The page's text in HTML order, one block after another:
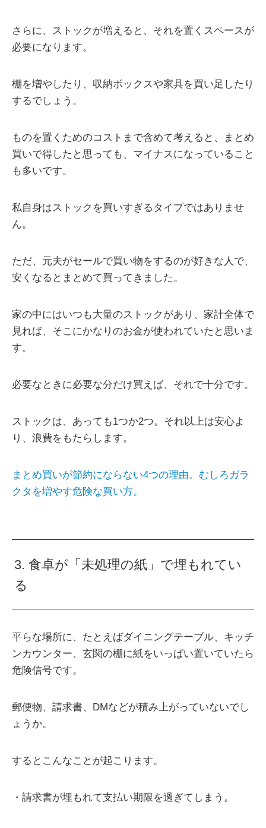
さらに、ストックが増えると、それを置くスペースが
必要になります。
棚を増やしたり、収納ボックスや家具を買い足したり
するでしょう。
ものを置くためのコストまで含めて考えると、まとめ
買いで得したと思っても、マイナスになっていること
も多いです。
私自身はストックを買いすぎるタイプではありませ
ん。
ただ、元夫がセールで買い物をするのが好きな人で、
安くなるとまとめて買ってきました。
家の中にはいつも大量のストックがあり、家計全体で
見れば、そこにかなりのお金が使われていたと思いま
す。
必要なときに必要な分だけ買えば、それで十分です。
ストックは、あっても1つか2つ。それ以上は安心よ
り、浪費をもたらします。
まとめ買いが節約にならない4つの理由。むしろガラ
クタを増やす危険な買い方。
3. 食卓が「未処理の紙」で埋もれてい
る
平らな場所に、たとえばダイニングテーブル、キッチ
ンカウンター、玄関の棚に紙をいっぱい置いていたら
危険信号です。
郵便物、請求書、DMなどが積み上がっていないでし
ょうか。
するとこんなことが起こります。
・請求書が埋もれて支払い期限を過ぎてしまう。